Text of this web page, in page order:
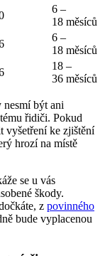
6 –
18 měsíců
6 –
18 měsíců
18 –
36 měsíců
být ani
řidiči. Pokud
vyšetření ke zjištění
hrozí na místě
se u vás
škody.
z povinného
bude vyplacenou